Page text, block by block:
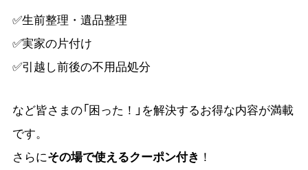
✅生前整理・遺品整理
✅実家の片付け
✅引越し前後の不用品処分
など皆さまの「困った！」を解決するお得な内容が満載
です。
さらにその場で使えるクーポン付き ！